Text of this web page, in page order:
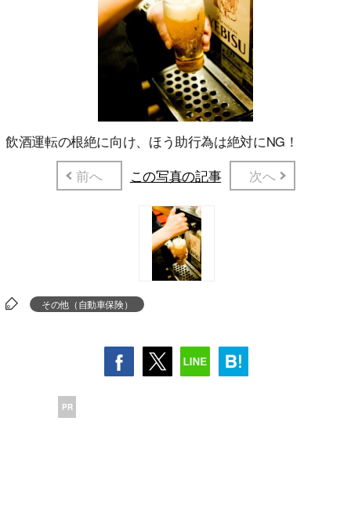
飲酒運転の根絶に向け、ほう助行為は絶対にNG！
前へ
この写真の記事 次へ
その他（自動車保険）
PR